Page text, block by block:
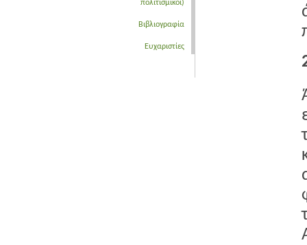
πολιτισμικοί)
Βιβλιογραφία
Ευχαριστίες